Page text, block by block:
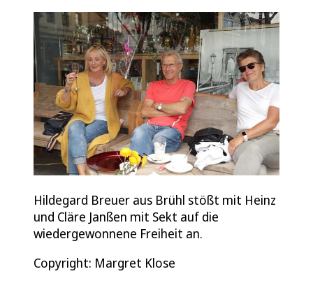
Hildegard Breuer aus Brühl stößt mit Heinz
und Cläre Janßen mit Sekt auf die
wiedergewonnene Freiheit an.
Copyright: Margret Klose